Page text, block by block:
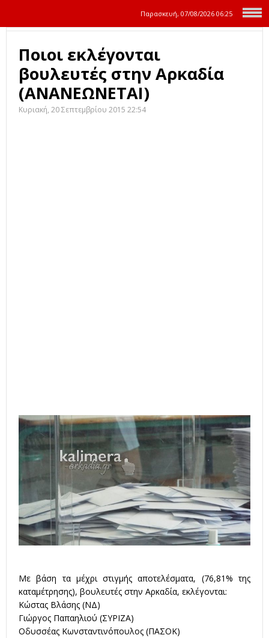
Παρασκευή, 07/08/2026 06:25
Ποιοι εκλέγονται
βουλευτές στην Αρκαδία
(ΑΝΑΝΕΩΝΕΤΑΙ)
Κυριακή, 20 Σεπτεμβρίου 2015 22:54
Με βάση τα μέχρι στιγμής αποτελέσματα, (76,81% της
καταμέτρησης), βουλευτές στην Αρκαδία, εκλέγονται:
Κώστας Βλάσης (ΝΔ)
Γιώργος Παπαηλιού (ΣΥΡΙΖΑ)
Οδυσσέας Κωνσταντινόπουλος (ΠΑΣΟΚ)